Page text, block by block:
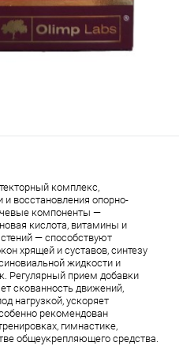
комплекс,
восстановления опорно-
компоненты —
кислота, витамины и
— способствуют
хрящей и суставов, синтезу
жидкости и
Регулярный прием добавки
скованность движений,
нагрузкой, ускоряет
рекомендован
гимнастике,
общеукрепляющего средства.